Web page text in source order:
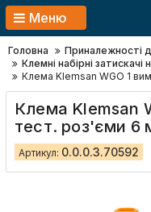
Меню
Головна
Приналежності
Клемні набірні затискачі
Клема Klemsan WGO 1
Клема Klemsan
тест. роз'єми 6
Артикул: 0.0.0.3.70592